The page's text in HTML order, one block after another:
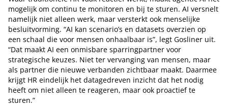
mogelijk om continu te monitoren en bij te sturen. AI versnelt
namelijk niet alleen werk, maar versterkt ook menselijke
besluitvorming. “AI kan scenario’s en datasets overzien op
een schaal die voor mensen onhaalbaar is”, legt Gosliner uit.
“Dat maakt AI een onmisbare sparringpartner voor
strategische keuzes. Niet ter vervanging van mensen, maar
als partner die nieuwe verbanden zichtbaar maakt. Daarmee
krijgt HR eindelijk het datagedreven inzicht dat het nodig
heeft om niet alleen te reageren, maar ook proactief te
sturen.”